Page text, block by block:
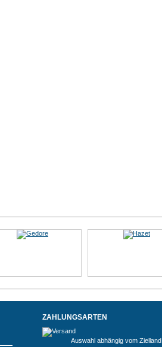
ZAHLUNGSARTEN
Auswahl abhängig vom Zielland